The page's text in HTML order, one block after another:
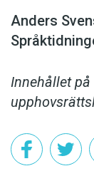
Anders
Innehållet